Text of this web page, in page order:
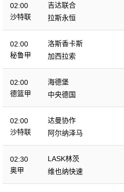
02:00
沙特联
吉达联合
拉斯永恒
02:00
秘鲁甲
洛斯香卡斯
加西拉索
02:00
德篮甲
海德堡
中央德国
02:00
沙特联
达曼协作
阿尔纳泽马
02:30
奥甲
LASK林茨
维也纳快速